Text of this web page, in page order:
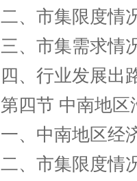
二、市集限度情
三、市集需求情
四、行业发展出
第四节 中南地
一、中南地区经
二、市集限度情